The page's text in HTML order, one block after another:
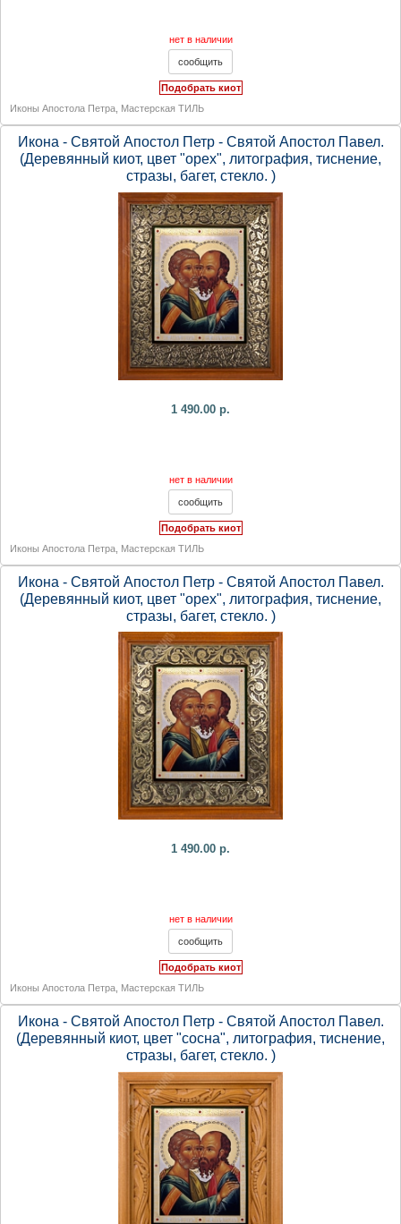
нет в наличии
Подобрать киот
Иконы Апостола Петра Мастерская ТИЛЬ
Икона - Святой Апостол Петр - Святой Апостол Павел.
(Деревянный киот, цвет "орех", литография, тиснение,
стразы, багет, стекло. )
1 490.00 р.
нет в наличии
Подобрать киот
Иконы Апостола Петра Мастерская ТИЛЬ
Икона - Святой Апостол Петр - Святой Апостол Павел.
(Деревянный киот, цвет "орех", литография, тиснение,
стразы, багет, стекло. )
1 490.00 р.
нет в наличии
Подобрать киот
Иконы Апостола Петра
Мастерская ТИЛЬ
Икона - Святой Апостол Петр - Святой Апостол Павел.
(Деревянный киот, цвет "сосна", литография, тиснение,
стразы, багет, стекло. )